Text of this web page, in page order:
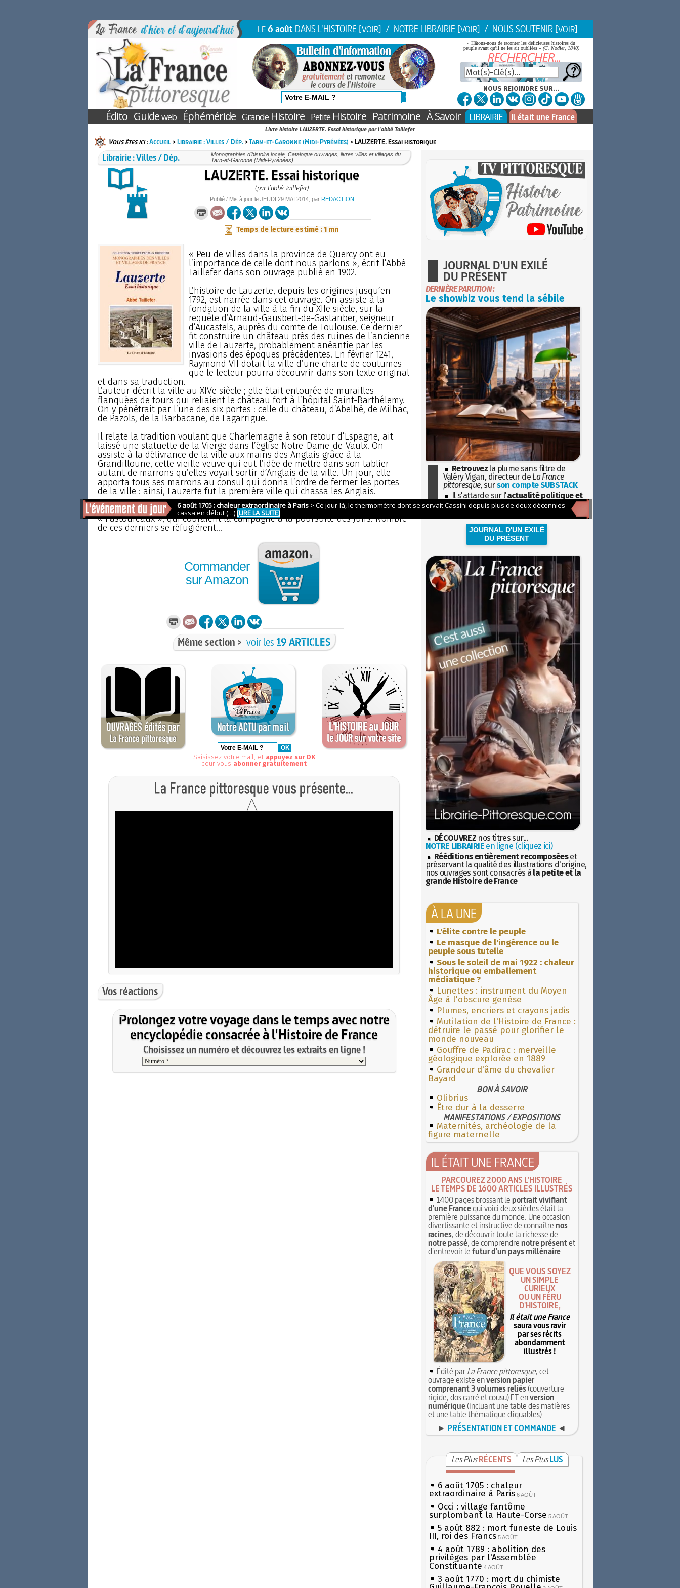
LE6 août DANS L'HISTOIRE [VOIR] / NOTRE LIBRAIRIE [VOIR] / NOUS SOUTENIR [VOIR]
« Hâtons-nous de raconter les délicieuses histoires du
peuple avant qu'il ne les ait oubliées » (C. Nodier, 1840)
NOUS REJOINDRE SUR...
Édito Guideweb Éphéméride GrandeHistoire PetiteHistoire Patrimoine À Savoir LIBRAIRIE Il était une France
Livre histoire LAUZERTE. Essai historique par l'abbé Taillefer
Vous êtes ici :Accueil>Librairie : Villes / Dép.>Tarn-et-Garonne (Midi-Pyrénées) > LAUZERTE. Essai historique
Librairie : Villes / Dép.
Monographies d’histoire locale. Catalogue ouvrages, livres villes et villages du
Tarn-et-Garonne (Midi-Pyrénées)
LAUZERTE. Essai historique
(par l’abbé Taillefer)
Publié / Mis à jour le JEUDI 29 MAI 2014, par REDACTION
Temps de lecture estimé : 1 mn
« Peu de villes dans la province de Quercy ont eu
l’importance de celle dont nous parlons », écrit l’Abbé
Taillefer dans son ouvrage publié en 1902.
L’histoire de Lauzerte, depuis les origines jusqu’en
1792, est narrée dans cet ouvrage. On assiste à la
fondation de la ville à la fin du XIIe siècle, sur la
requête d’Arnaud-Gausbert-de-Gastanber, seigneur
d’Aucastels, auprès du comte de Toulouse. Ce dernier
fit construire un château près des ruines de l’ancienne
ville de Lauzerte, probablement anéantie par les
invasions des époques précédentes. En février 1241,
Raymond VII dotait la ville d’une charte de coutumes
que le lecteur pourra découvrir dans son texte original
et dans sa traduction.
L’auteur décrit la ville au XIVe siècle ; elle était entourée de murailles
flanquées de tours qui reliaient le château fort à l’hôpital Saint-Barthélemy.
On y pénétrait par l’une des six portes : celle du château, d’Abelhé, de Milhac,
de Pazols, de la Barbacane, de Lagarrigue.
Il relate la tradition voulant que Charlemagne à son retour d’Espagne, ait
laissé une statuette de la Vierge dans l’église Notre-Dame-de-Vaulx. On
assiste à la délivrance de la ville aux mains des Anglais grâce à la
Grandilloune, cette vieille veuve qui eut l’idée de mettre dans son tablier
autant de marrons qu’elles voyait sortir d’Anglais de la ville. Un jour, elle
apporta tous ses marrons au consul qui donna l’ordre de fermer les portes
de la ville : ainsi, Lauzerte fut la première ville qui chassa les Anglais.
Au XIVe siècle, une autre catastrophe s’abattit sur la région : les
« Pastoureaux », qui couraient la campagne à la poursuite des Juifs. Nombre
de ces derniers se réfugièrent...
Commander
sur Amazon
Même section > voir les 19 ARTICLES
Saisissez votre mail, et appuyez sur OK
pour vous abonner gratuitement
Vos réactions
Prolongez votre voyage dans le temps avec notre
encyclopédie consacrée à l'Histoire de France
Choisissez un numéro et découvrez les extraits en ligne !
JOURNAL D'UN EXILÉ
DU PRÉSENT
DERNIÈRE PARUTION :
Le showbiz vous tend la sébile
Retrouvez la plume sans filtre de
Valéry Vigan, directeur de La France
pittoresque, surson compte SUBSTACK
Il s'attarde sur l'actualité politique et
sociétaleavec la hauteur de vue de
JOURNAL D'UN EXILÉ
DU PRÉSENT
DÉCOUVREZ nos titres sur...
NOTRE LIBRAIRIEen ligne (cliquez ici)
Rééditions entièrement recomposéeset
préservant la qualité des illustrations d'origine,
nos ouvrages sont consacrés à la petite et la
grande Histoire de France
À LA UNE
L'élite contre le peuple
Le masque de l'ingérence ou le
peuple sous tutelle
Sous le soleil de mai 1922 : chaleur
historique ou emballement
médiatique ?
Lunettes : instrument du Moyen
Âge à l'obscure genèse
Plumes, encriers et crayons jadis
Mutilation de l'Histoire de France :
détruire le passé pour glorifier le
monde nouveau
Gouffre de Padirac : merveille
géologique explorée en 1889
Grandeur d'âme du chevalier
Bayard
BON À SAVOIR
Olibrius
Être dur à la desserre
MANIFESTATIONS / EXPOSITIONS
Maternités, archéologie de la
figure maternelle
IL ÉTAIT UNE FRANCE
PARCOUREZ 2000 ANS L'HISTOIRE
LE TEMPS DE 1600 ARTICLES ILLUSTRÉS
1400 pages brossant leportrait vivifiant
d'une Francequi voici deux siècles était la
première puissance du monde. Une occasion
divertissante et instructive de connaîtrenos
racines, de découvrir toute la richesse de
notre passé, de comprendrenotre présentet
d'entrevoir lefutur d'un pays millénaire
QUE VOUS SOYEZ
UN SIMPLE
CURIEUX
OU UN FÉRU
D'HISTOIRE,
Il était une France
saura vous ravir
par ses récits
abondamment
illustrés !
Édité parLa France pittoresque, cet
ouvrage existe enversion papier
comprenant 3 volumes reliés(couverture
rigide, dos carré et cousu) ET enversion
numérique(incluant une table des matières
et une table thématique cliquables)
► PRÉSENTATION ET COMMANDE ◄
Les Plus RÉCENTS Les Plus LUS
6 août 1705 : chaleur
extraordinaire à Paris 6 AOÛT
Occi : village fantôme
surplombant la Haute-Corse 5 AOÛT
5 août 882 : mort funeste de Louis
III, roi des Francs 5 AOÛT
4 août 1789 : abolition des
privilèges par l'Assemblée
Constituante 4 AOÛT
3 août 1770 : mort du chimiste